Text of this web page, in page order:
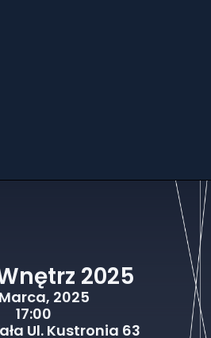
2025
2025
17:00
Ul. Kustronia 63